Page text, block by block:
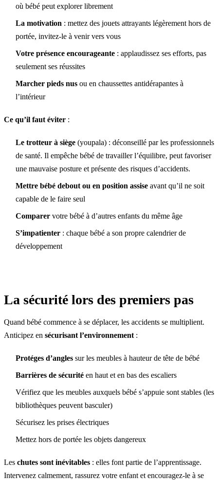
où bébé peut explorer librement
La motivation : mettez des jouets attrayants légèrement hors de
portée, invitez-le à venir vers vous
Votre présence encourageante : applaudissez ses efforts, pas
seulement ses réussites
Marcher pieds nus ou en chaussettes antidérapantes à
l’intérieur
Ce qu’il faut éviter :
Le trotteur à siège (youpala) : déconseillé par les professionnels
de santé. Il empêche bébé de travailler l’équilibre, peut favoriser
une mauvaise posture et présente des risques d’accidents.
Mettre bébé debout ou en position assise avant qu’il ne soit
capable de le faire seul
Comparer votre bébé à d’autres enfants du même âge
S’impatienter : chaque bébé a son propre calendrier de
développement
La sécurité lors des premiers pas
Quand bébé commence à se déplacer, les accidents se multiplient.
Anticipez en sécurisant l’environnement :
Protéges d’angles sur les meubles à hauteur de tête de bébé
Barrières de sécurité en haut et en bas des escaliers
Vérifiez que les meubles auxquels bébé s’appuie sont stables (les
bibliothèques peuvent basculer)
Sécurisez les prises électriques
Mettez hors de portée les objets dangereux
Les chutes sont inévitables : elles font partie de l’apprentissage.
Intervenez calmement, rassurez votre enfant et encouragez-le à se